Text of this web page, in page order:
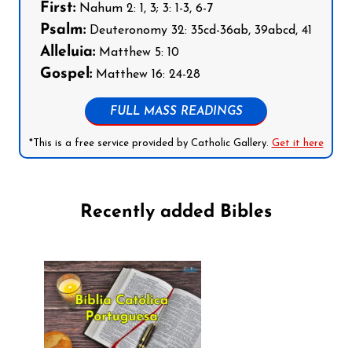
First: Nahum 2: 1, 3; 3: 1-3, 6-7
Psalm: Deuteronomy 32: 35cd-36ab, 39abcd, 41
Alleluia: Matthew 5: 10
Gospel: Matthew 16: 24-28
FULL MASS READINGS
*This is a free service provided by Catholic Gallery. Get it here
Recently added Bibles